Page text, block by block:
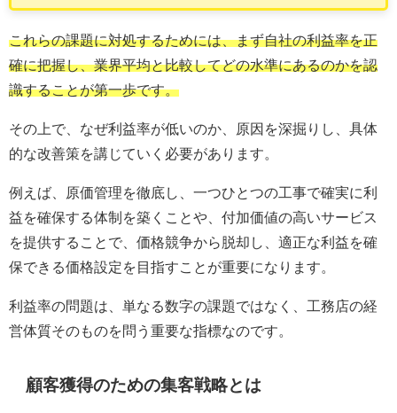
これらの課題に対処するためには、まず自社の利益率を正
確に把握し、業界平均と比較してどの水準にあるのかを認
識することが第一歩です。
その上で、なぜ利益率が低いのか、原因を深掘りし、具体
的な改善策を講じていく必要があります。
例えば、原価管理を徹底し、一つひとつの工事で確実に利
益を確保する体制を築くことや、付加価値の高いサービス
を提供することで、価格競争から脱却し、適正な利益を確
保できる価格設定を目指すことが重要になります。
利益率の問題は、単なる数字の課題ではなく、工務店の経
営体質そのものを問う重要な指標なのです。
顧客獲得のための集客戦略とは